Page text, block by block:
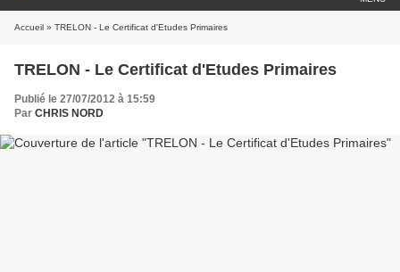
Accueil » TRELON - Le Certificat d'Etudes Primaires
TRELON - Le Certificat d'Etudes Primaires
Publié le 27/07/2012 à 15:59
Par CHRIS NORD